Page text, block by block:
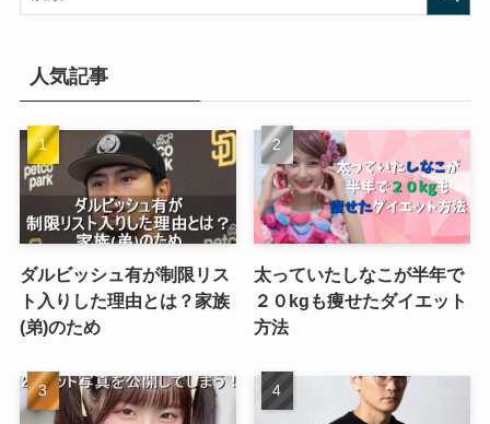
人気記事
ダルビッシュ有が制限リス
ト入りした理由とは？家族
(弟)のため
太っていたしなこが半年で
２０kgも痩せたダイエット
方法